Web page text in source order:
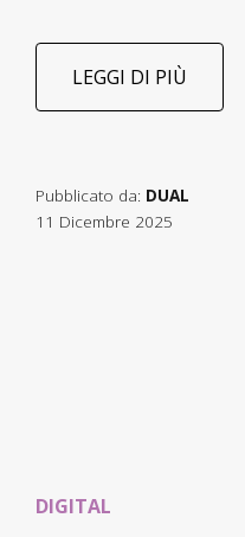
LEGGI DI PIÙ
Pubblicato da: DUAL
11 Dicembre 2025
DIGITAL